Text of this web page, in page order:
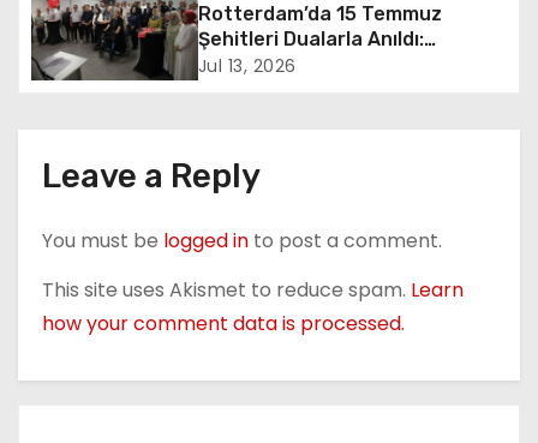
a
t
o
n
Rotterdam’da 15 Temmuz
Şehitleri Dualarla Anıldı:
“Demokrasiye Sahip Çıkmanın
Jul 13, 2026
Leave a Reply
You must be logged in to post a comment.
This site uses Akismet to reduce spam. Learn
how your comment data is processed.